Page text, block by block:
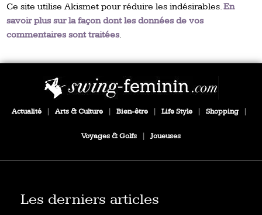
Ce site utilise Akismet pour réduire les indésirables.En
savoir plus sur la façon dont les données de vos
commentaires sont traitées.
Actualité Arts & Culture Bien-être Life Style Shopping
Voyages & Golfs Joueuses
Les derniers articles